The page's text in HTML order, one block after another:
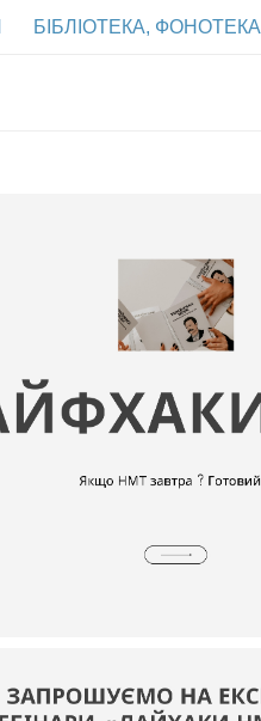
БІБЛІОТЕКА, ФОНОТЕКА